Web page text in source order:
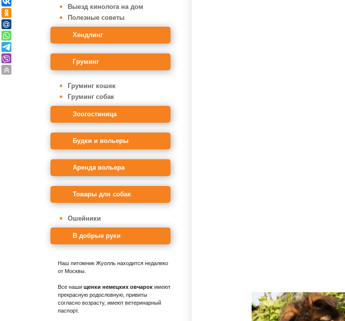
Выезд кинолога на дом
Полезные советы
Хендлинг
Груминг
Груминг кошек
Груминг собак
Зоогостиница
Будки и вольеры
Аренда вольера
Товары для собак
Ошейники
В добрые руки
Наш питомник Жуолль находится недалеко
от Москвы.
Все наши щенки немецких овчарок имеют
прекрасную родословную, привиты
согласно возрасту, имеют ветеринарный
паспорт.